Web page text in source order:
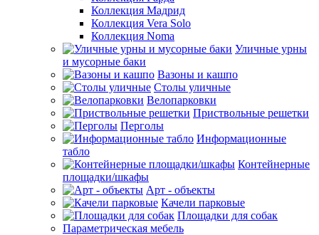
Коллекция Мадрид
Коллекция Vera Solo
Коллекция Noma
Уличные урны
и мусорные баки
Вазоны и кашпо
Столы уличные
Велопарковки
Приствольные решетки
Перголы
Информационные
табло
Контейнерные
площадки/шкафы
Арт - объекты
Качели парковые
Площадки для собак
Параметрическая мебель